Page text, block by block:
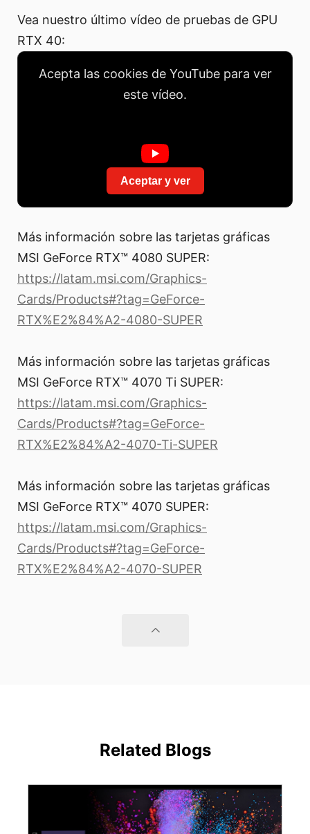
Vea nuestro último vídeo de pruebas de GPU
RTX 40:
Acepta las cookies de YouTube para ver
este vídeo.
Aceptar y ver
Más información sobre las tarjetas gráficas
MSI GeForce RTX™ 4080 SUPER:
https://latam.msi.com/Graphics-
Cards/Products#?tag=GeForce-
RTX%E2%84%A2-4080-SUPER
Más información sobre las tarjetas gráficas
MSI GeForce RTX™ 4070 Ti SUPER:
https://latam.msi.com/Graphics-
Cards/Products#?tag=GeForce-
RTX%E2%84%A2-4070-Ti-SUPER
Más información sobre las tarjetas gráficas
MSI GeForce RTX™ 4070 SUPER:
https://latam.msi.com/Graphics-
Cards/Products#?tag=GeForce-
RTX%E2%84%A2-4070-SUPER
Related Blogs